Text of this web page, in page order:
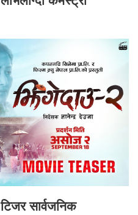
सार्वजनिक